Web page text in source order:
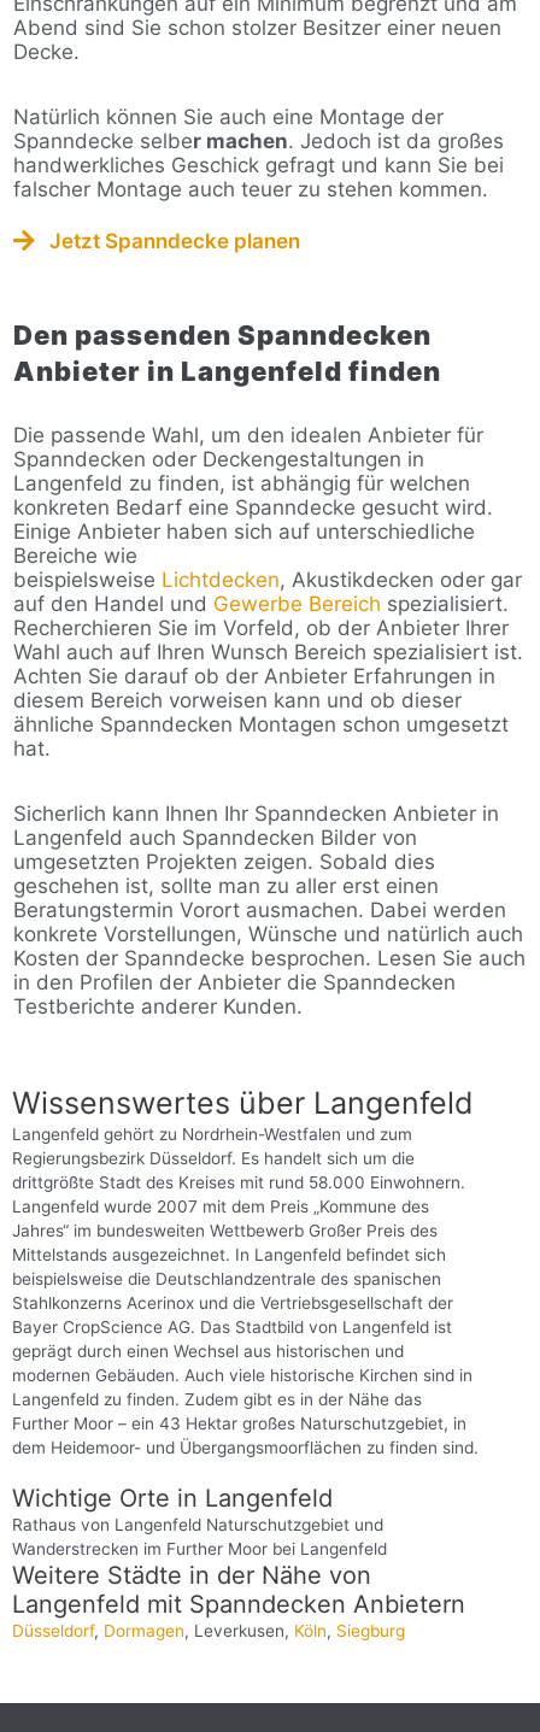
Abend sind Sie schon stolzer Besitzer einer neuen
Decke.
Natürlich können Sie auch eine Montage der
Spanndecke selber machen. Jedoch ist da großes
handwerkliches Geschick gefragt und kann Sie bei
falscher Montage auch teuer zu stehen kommen.
Jetzt Spanndecke planen
Den passenden Spanndecken
Anbieter in Langenfeld finden
Die passende Wahl, um den idealen Anbieter für
Spanndecken oder Deckengestaltungen in
Langenfeld zu finden, ist abhängig für welchen
konkreten Bedarf eine Spanndecke gesucht wird.
Einige Anbieter haben sich auf unterschiedliche
Bereiche wie
beispielsweise Lichtdecken, Akustikdecken oder gar
auf den Handel und Gewerbe Bereich spezialisiert.
Recherchieren Sie im Vorfeld, ob der Anbieter Ihrer
Wahl auch auf Ihren Wunsch Bereich spezialisiert ist.
Achten Sie darauf ob der Anbieter Erfahrungen in
diesem Bereich vorweisen kann und ob dieser
ähnliche Spanndecken Montagen schon umgesetzt
hat.
Sicherlich kann Ihnen Ihr Spanndecken Anbieter in
Langenfeld auch Spanndecken Bilder von
umgesetzten Projekten zeigen. Sobald dies
geschehen ist, sollte man zu aller erst einen
Beratungstermin Vorort ausmachen. Dabei werden
konkrete Vorstellungen, Wünsche und natürlich auch
Kosten der Spanndecke besprochen. Lesen Sie auch
in den Profilen der Anbieter die Spanndecken
Testberichte anderer Kunden.
Wissenswertes über Langenfeld
Langenfeld gehört zu Nordrhein-Westfalen und zum
Regierungsbezirk Düsseldorf. Es handelt sich um die
drittgrößte Stadt des Kreises mit rund 58.000 Einwohnern.
Langenfeld wurde 2007 mit dem Preis „Kommune des
Jahres“ im bundesweiten Wettbewerb Großer Preis des
Mittelstands ausgezeichnet. In Langenfeld befindet sich
beispielsweise die Deutschlandzentrale des spanischen
Stahlkonzerns Acerinox und die Vertriebsgesellschaft der
Bayer CropScience AG. Das Stadtbild von Langenfeld ist
geprägt durch einen Wechsel aus historischen und
modernen Gebäuden. Auch viele historische Kirchen sind in
Langenfeld zu finden. Zudem gibt es in der Nähe das
Further Moor – ein 43 Hektar großes Naturschutzgebiet, in
dem Heidemoor- und Übergangsmoorflächen zu finden sind.
Wichtige Orte in Langenfeld
Rathaus von Langenfeld Naturschutzgebiet und
Wanderstrecken im Further Moor bei Langenfeld
Weitere Städte in der Nähe von
Langenfeld mit Spanndecken Anbietern
Düsseldorf, Dormagen, Leverkusen, Köln, Siegburg